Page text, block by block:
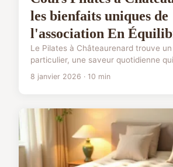
les bienfaits uniques de
l'association En
Le Pilates à Châteaurenard trouve
particulier, une saveur quotidienne
8 janvier 2026 · 10 min